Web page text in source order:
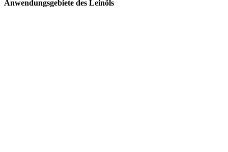
Anwendungsgebiete des Leinöls